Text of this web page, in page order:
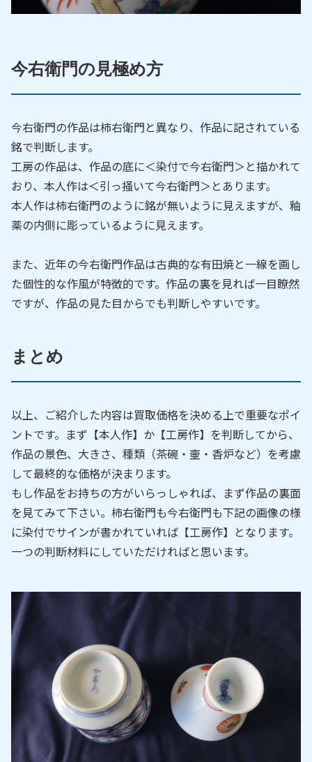
今右衛門の見極め方
今右衛門の作品は柿右衛門と異なり、作品に記されている
銘で判断します。
工房の作品は、作品の底に＜染付で今右衛門＞と描かれて
おり、本人作は＜引っ掻いて今右衛門＞とあります。
本人作は柿右衛門のように銘が無いように見えますが、釉
薬の内側に彫っているように見えます。
また、近年の今右衛門作品は古典的な有田焼と一線を画し
た個性的な作風が特徴的です。作品の裏を見れば一目瞭然
ですが、作品の見た目からでも判断しやすいです。
まとめ
以上、ご紹介した内容は買取価格を決める上で重要なポイ
ントです。まず【本人作】か【工房作】を判断してから、
作品の景色、大きさ、種類（茶碗・壷・香炉など）を考慮
して最終的な価格が決まります。
もし作品をお持ちの方がいらっしゃれば、まず作品の裏面
を見てみて下さい。柿右衛門も今右衛門も下記の画像の様
に染付でサインが書かれていれば【工房作】となります。
一つの判断材料にしていただければと思います。